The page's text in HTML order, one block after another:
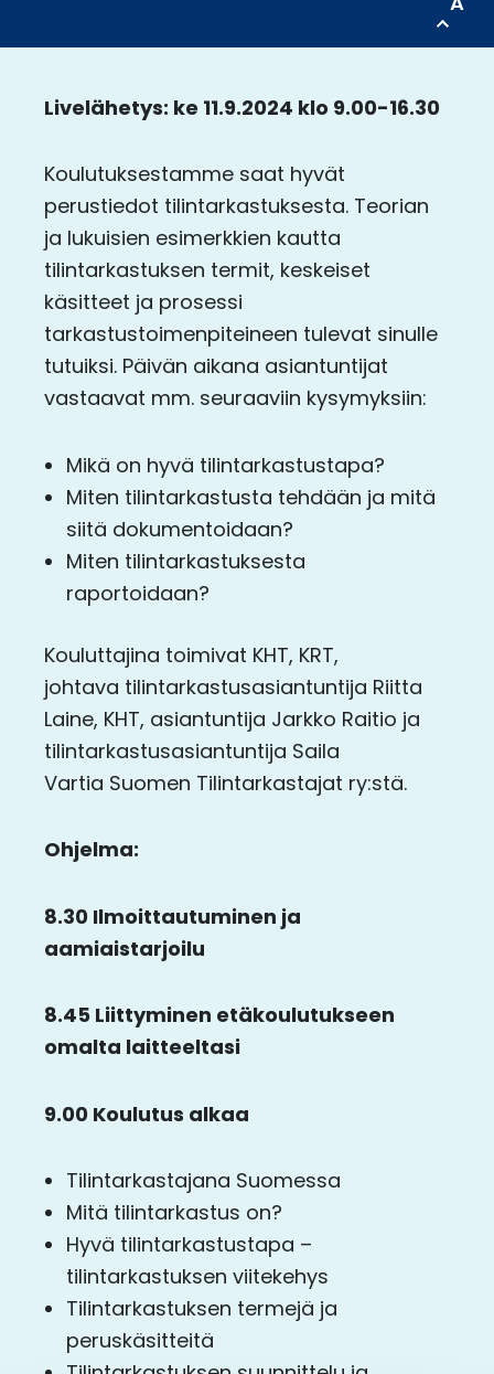
Livelähetys: ke 11.9.2024 klo 9.00-16.30
Koulutuksestamme saat hyvät
perustiedot tilintarkastuksesta. Teorian
ja lukuisien esimerkkien kautta
tilintarkastuksen termit, keskeiset
käsitteet ja prosessi
tarkastustoimenpiteineen tulevat sinulle
tutuiksi. Päivän aikana asiantuntijat
vastaavat mm. seuraaviin kysymyksiin:
Mikä on hyvä tilintarkastustapa?
Miten tilintarkastusta tehdään ja mitä
siitä dokumentoidaan?
Miten tilintarkastuksesta
raportoidaan?
Kouluttajina toimivat KHT, KRT,
johtava tilintarkastusasiantuntija Riitta
Laine, KHT, asiantuntija Jarkko Raitio ja
tilintarkastusasiantuntija Saila
Vartia Suomen Tilintarkastajat ry:stä.
Ohjelma:
8.30 Ilmoittautuminen ja
aamiaistarjoilu
8.45 Liittyminen etäkoulutukseen
omalta laitteeltasi
9.00 Koulutus alkaa
Tilintarkastajana Suomessa
Mitä tilintarkastus on?
Hyvä tilintarkastustapa –
tilintarkastuksen viitekehys
Tilintarkastuksen termejä ja
peruskäsitteitä